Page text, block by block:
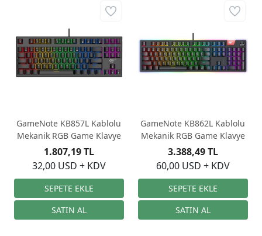
GameNote KB857L Kablolu
Mekanik RGB Game Klavye
32,00 USD + KDV
1.807,19 TL
GameNote KB862L Kablolu
Mekanik RGB Game Klavye
60,00 USD + KDV
3.388,49 TL